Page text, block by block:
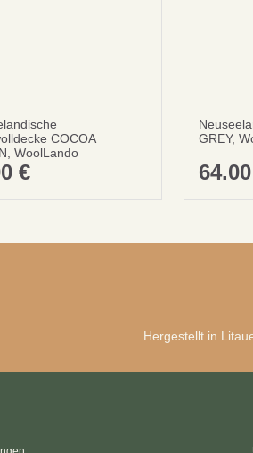
COCOA
WoolLando
€
GREY,
64.00
Hergestellt in